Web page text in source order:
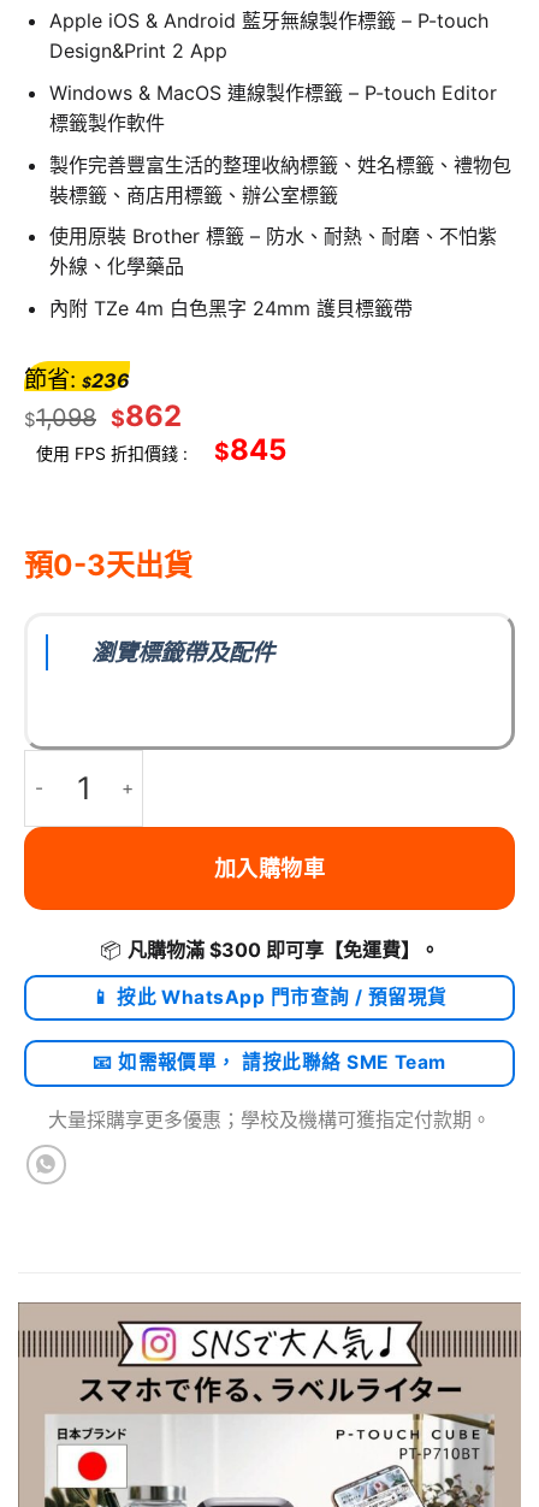
Apple iOS & Android 藍牙無線製作標籤 – P-touch
Design&Print 2 App
Windows & MacOS 連線製作標籤 – P-touch Editor
標籤製作軟件
製作完善豐富生活的整理收納標籤、姓名標籤、禮物包
裝標籤、商店用標籤、辦公室標籤
使用原裝 Brother 標籤 – 防水、耐熱、耐磨、不怕紫
外線、化學藥品
內附 TZe 4m 白色黑字 24mm 護貝標籤帶
$1,098 $862
節省: $236
使用 FPS 折扣價錢 : $845
預0-3天出貨
瀏覽標籤帶及配件
加入購物車
📦 凡購物滿 $300 即可享 【免運費】 。
📱 按此 WhatsApp 門市查詢 / 預留現貨
📧 如需報價單， 請按此聯絡 SME Team
大量採購享更多優惠；學校及機構可獲指定付款期。